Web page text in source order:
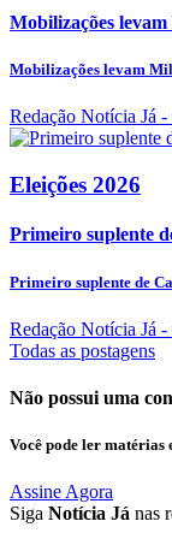
Mobilizações
Mobilizações levam
Redação Notícia Já -
Eleições 2026
Primeiro suplente
Primeiro suplente de
Redação Notícia Já -
Todas as postagens
Não possui uma
Você pode ler matérias
Assine Agora
Siga Notícia Já nas